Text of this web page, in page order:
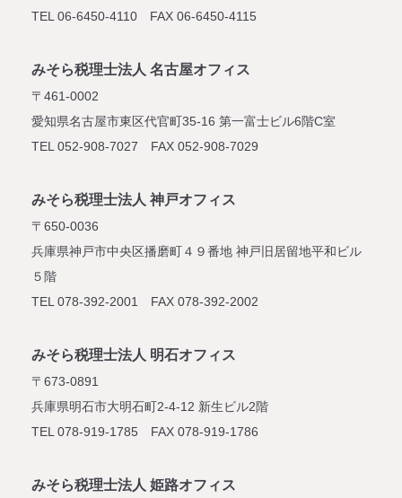
TEL 06-6450-4110 FAX 06-6450-4115
みそら税理士法人 名古屋オフィス
〒461-0002
愛知県名古屋市東区代官町35-16 第一富士ビル6階C室
TEL 052-908-7027 FAX 052-908-7029
みそら税理士法人 神戸オフィス
〒650-0036
兵庫県神戸市中央区播磨町４９番地 神戸旧居留地平和ビル
５階
TEL 078-392-2001 FAX 078-392-2002
みそら税理士法人 明石オフィス
〒673-0891
兵庫県明石市大明石町2-4-12 新生ビル2階
TEL 078-919-1785 FAX 078-919-1786
みそら税理士法人 姫路オフィス